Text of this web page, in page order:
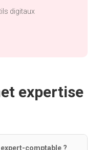
digitaux
expertise
comptable ?